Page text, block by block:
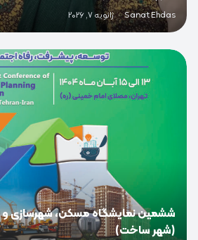
Sanat Ehdas
· ژانویه 7, 2026
0
ششمین نمایشگاه مسکن، شهرسازی و
(شهر ساخت)